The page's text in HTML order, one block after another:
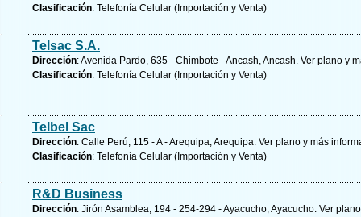
Clasificación: Telefonía Celular (Importación y Venta)
Telsac S.A.
Dirección: Avenida Pardo, 635 - Chimbote - Ancash, Ancash. Ver plano y
Clasificación: Telefonía Celular (Importación y Venta)
Telbel Sac
Dirección: Calle Perú, 115 - A - Arequipa, Arequipa. Ver plano y más
Clasificación: Telefonía Celular (Importación y Venta)
R&D Business
Dirección: Jirón Asamblea, 194 - 254-294 - Ayacucho, Ayacucho. Ver